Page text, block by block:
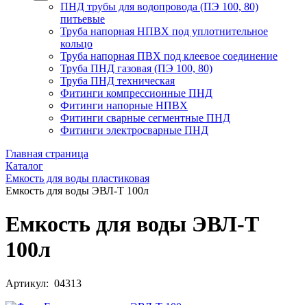
ПНД трубы для водопровода (ПЭ 100, 80)
питьевые
Труба напорная НПВХ под уплотнительное
кольцо
Труба напорная ПВХ под клеевое соединение
Труба ПНД газовая (ПЭ 100, 80)
Труба ПНД техническая
Фитинги компрессионные ПНД
Фитинги напорные НПВХ
Фитинги сварные сегментные ПНД
Фитинги электросварные ПНД
Главная страница
Каталог
Емкость для воды пластиковая
Емкость для воды ЭВЛ-Т 100л
Емкость для воды ЭВЛ-Т
100л
Артикул: 04313